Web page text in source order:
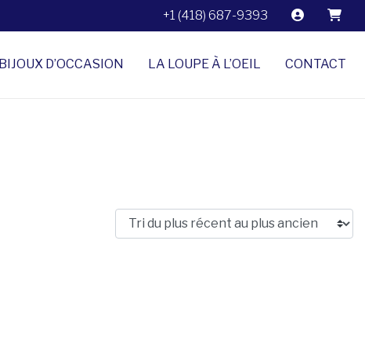
+1 (418) 687-9393
BIJOUX D’OCCASION LA LOUPE À L’OEIL CONTACT